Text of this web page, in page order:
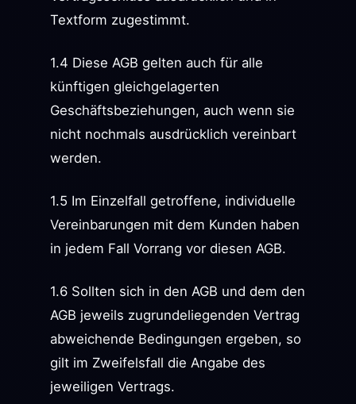
Textform zugestimmt.
1.4 Diese AGB gelten auch für alle
künftigen gleichgelagerten
Geschäftsbeziehungen, auch wenn sie
nicht nochmals ausdrücklich vereinbart
werden.
1.5 Im Einzelfall getroffene, individuelle
Vereinbarungen mit dem Kunden haben
in jedem Fall Vorrang vor diesen AGB.
1.6 Sollten sich in den AGB und dem den
AGB jeweils zugrundeliegenden Vertrag
abweichende Bedingungen ergeben, so
gilt im Zweifelsfall die Angabe des
jeweiligen Vertrags.